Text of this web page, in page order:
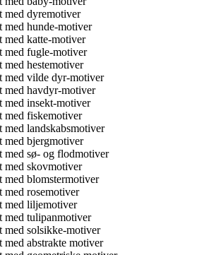
med dyremotiver
med hunde-motiver
med katte-motiver
med fugle-motiver
hestemotiver
med vilde dyr-motiver
med havdyr-motiver
med insekt-motiver
med fiskemotiver
landskabsmotiver
med bjergmotiver
med sø- og flodmotiver
med skovmotiver
blomstermotiver
med rosemotiver
med liljemotiver
med tulipanmotiver
med solsikke-motiver
abstrakte motiver